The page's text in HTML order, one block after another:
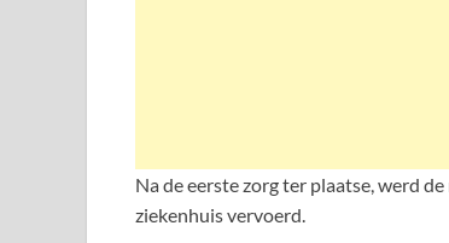
Na de eerste zorg ter plaatse, werd
ziekenhuis vervoerd.